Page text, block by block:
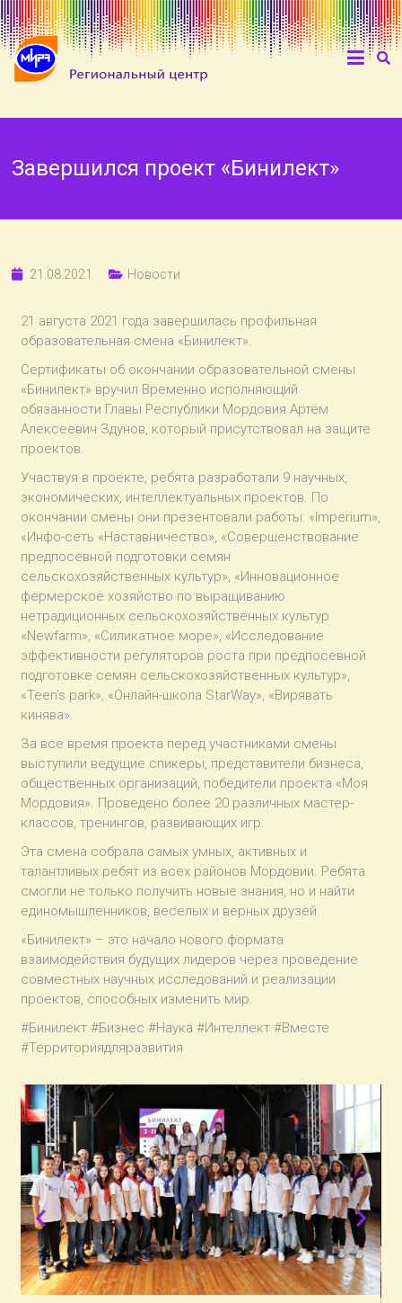
Завершился проект «Бинилект»
21.08.2021 Новости
21 августа 2021 года завершилась профильная
образовательная смена «Бинилект».
Сертификаты об окончании образовательной смены
«Бинилект» вручил Временно исполняющий
обязанности Главы Республики Мордовия Артём
Алексеевич Здунов, который присутствовал на защите
проектов.
Участвуя в проекте, ребята разработали 9 научных,
экономических, интеллектуальных проектов. По
окончании смены они презентовали работы: «Imperium»,
«Инфо-сеть «Наставничество», «Совершенствование
предпосевной подготовки семян
сельскохозяйственных культур», «Инновационное
фермерское хозяйство по выращиванию
нетрадиционных сельскохозяйственных культур
«Newfarm», «Силикатное море», «Исследование
эффективности регуляторов роста при предпосевной
подготовке семян сельскохозяйственных культур»,
«Teen’s park», «Онлайн-школа StarWay», «Вирявать
кинява».
За все время проекта перед участниками смены
выступили ведущие спикеры, представители бизнеса,
общественных организаций, победители проекта «Моя
Мордовия». Проведено более 20 различных мастер-
классов, тренингов, развивающих игр.
Эта смена собрала самых умных, активных и
талантливых ребят из всех районов Мордовии. Ребята
смогли не только получить новые знания, но и найти
единомышленников, веселых и верных друзей.
«Бинилект» – это начало нового формата
взаимодействия будущих лидеров через проведение
совместных научных исследований и реализации
проектов, способных изменить мир.
#Бинилект #Бизнес #Наука #Интеллект #Вместе
#Территориядляразвития